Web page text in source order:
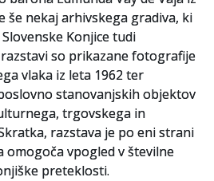
še nekaj arhivskega gradiva, ki
Konjice tudi
so prikazane fotografije
vlaka iz leta 1962 ter
stanovanjskih objektov
trgovskega in
razstava je po eni strani
omogoča vpogled v številne
preteklosti.